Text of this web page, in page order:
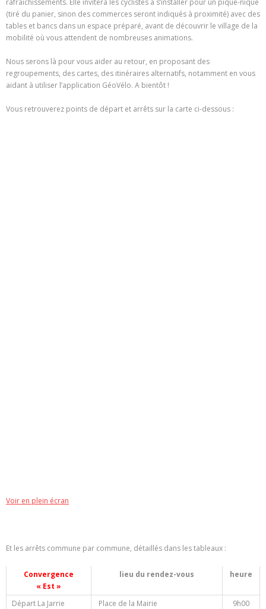
rafraîchissements. Elle invitera les cyclistes à s’installer pour un pique-nique
(tiré du panier, sinon des commerces seront indiqués à proximité) avec des
tables et bancs dans un espace préparé, avant de découvrir le village de la
mobilité où vous attendent de nombreuses animations.
Nous serons là pour vous aider au retour, en proposant des
regroupements, des cartes, des itinéraires alternatifs, notamment en vous
aidant à utiliser l’application GéoVélo. A bientôt !
Vous retrouverez points de départ et arrêts sur la carte ci-dessous :
Voir en plein écran
Et les arrêts commune par commune, détaillés dans les tableaux :
Convergence
« Est »
lieu du rendez-vous heure
Départ La Jarrie Place de la Mairie
9h00